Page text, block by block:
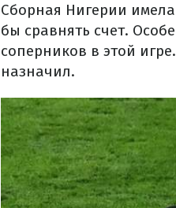
Сборная Нигерии
бы сравнять счет.
соперников в этой
назначил.